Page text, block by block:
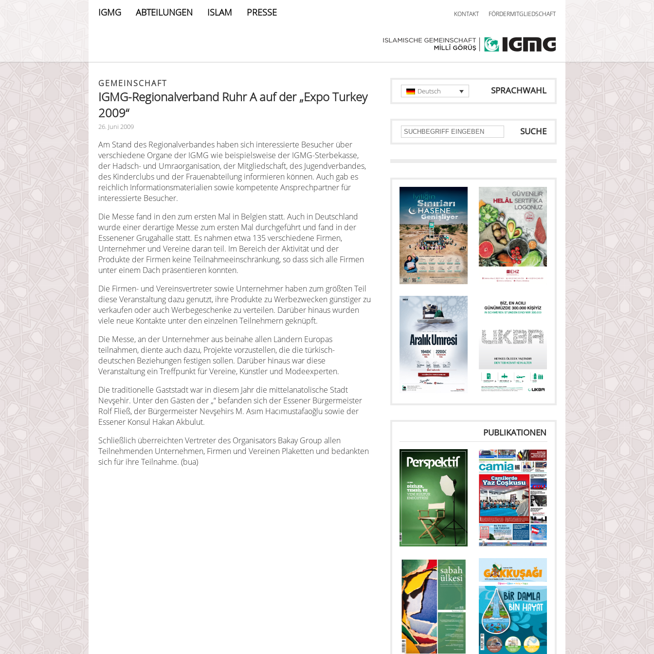
IGMG ABTEILUNGEN ISLAM PRESSE KONTAKT FÖRDERMITGLIEDSCHAFT
GEMEINSCHAFT
IGMG-Regionalverband Ruhr A auf der „Expo Turkey
2009“
26. Juni 2009
Am Stand des Regionalverbandes haben sich interessierte Besucher über
verschiedene Organe der IGMG wie beispielsweise der IGMG-Sterbekasse,
der Hadsch- und Umraorganisation, der Mitgliedschaft, des Jugendverbandes,
des Kinderclubs und der Frauenabteilung informieren können. Auch gab es
reichlich Informationsmaterialien sowie kompetente Ansprechpartner für
interessierte Besucher.
Die Messe fand in den zum ersten Mal in Belgien statt. Auch in Deutschland
wurde einer derartige Messe zum ersten Mal durchgeführt und fand in der
Essenener Grugahalle statt. Es nahmen etwa 135 verschiedene Firmen,
Unternehmer und Vereine daran teil. Im Bereich der Aktivität und der
Produkte der Firmen keine Teilnahmeeinschränkung, so dass sich alle Firmen
unter einem Dach präsentieren konnten.
Die Firmen- und Vereinsvertreter sowie Unternehmer haben zum größten Teil
diese Veranstaltung dazu genutzt, ihre Produkte zu Werbezwecken günstiger zu
verkaufen oder auch Werbegeschenke zu verteilen. Darüber hinaus wurden
viele neue Kontakte unter den einzelnen Teilnehmern geknüpft.
Die Messe, an der Unternehmer aus beinahe allen Ländern Europas
teilnahmen, diente auch dazu, Projekte vorzustellen, die die türkisch-
deutschen Beziehungen festigen sollen. Darüber hinaus war diese
Veranstaltung ein Treffpunkt für Vereine, Künstler und Modeexperten.
Die traditionelle Gaststadt war in diesem Jahr die mittelanatolische Stadt
Nevşehir. Unter den Gästen der „“ befanden sich der Essener Bürgermeister
Rolf Fließ, der Bürgermeister Nevşehirs M. Asım Hacımustafaoğlu sowie der
Essener Konsul Hakan Akbulut.
Schließlich überreichten Vertreter des Organisators Bakay Group allen
Teilnehmenden Unternehmen, Firmen und Vereinen Plaketten und bedankten
sich für ihre Teilnahme. (bua)
SPRACHWAHL
Deutsch
SUCHE
PUBLIKATIONEN